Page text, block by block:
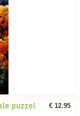
puzzel € 12.95